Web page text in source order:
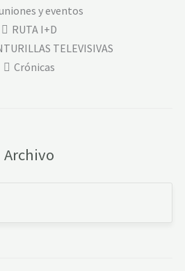
y eventos
RUTA I+D
TELEVISIVAS
Crónicas
Archivo